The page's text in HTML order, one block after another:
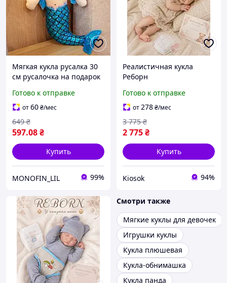
Мягкая кукла русалка 30
см русалочка на подарок
Готово к отправке
от60₴/мес
597.08₴
649 ₴
Купить
MONOFIN_LIL 99%
Реалистичная кукла
Реборн
мягким анатомическим
телом, Куклы как
настоящий ребенок с
реалистичной
мимикойLarina
Готово к отправке
от278₴/мес
2 775₴
3 775 ₴
Купить
Kiosok 94%
Смотри также
Мягкие куклы для девочек
Игрушки куклы
Кукла плюшевая
Кукла-обнимашка
Кукла панда